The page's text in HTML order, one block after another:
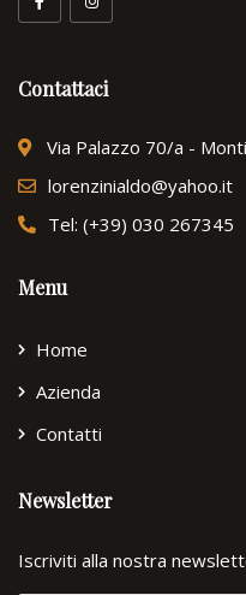
Contattaci
Via Palazzo 70/a -
lorenzinialdo@yahoo.it
Tel: (+39) 030 267345
Menu
Home
Azienda
Contatti
Newsletter
Iscriviti alla nostra